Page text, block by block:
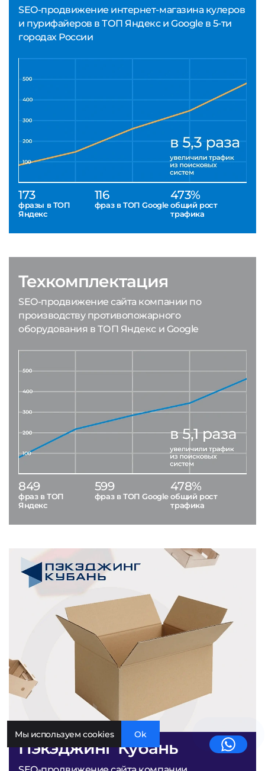
SEO-продвижение интернет-магазина кулеров
и пурифайеров в ТОП Яндекс и Google в 5-ти
городах России
173
фразы в ТОП
Яндекс
116
фраз в ТОП Google
473%
общий рост
трафика
Пэкэджинг Кубань
Техкомплектация
SEO-продвижение сайта компании по
производству противопожарного
оборудования в ТОП Яндекс и Google
849
фраз в ТОП
Яндекс
599
фраз в ТОП Google
478%
общий рост
трафика
Мы используем cookies Ok